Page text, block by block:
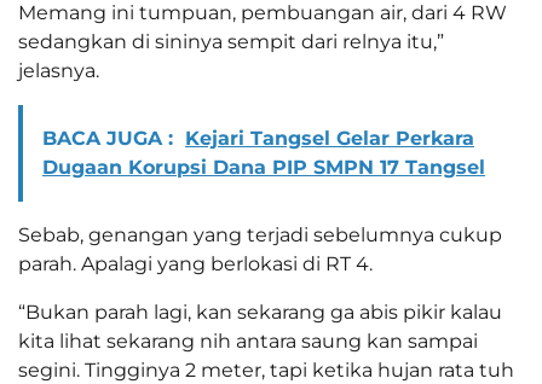
Memang ini tumpuan, pembuangan air, dari 4 RW
sedangkan di sininya sempit dari relnya itu,”
jelasnya.
BACA JUGA : Kejari Tangsel Gelar Perkara
Dugaan Korupsi Dana PIP SMPN 17 Tangsel
Sebab, genangan yang terjadi sebelumnya cukup
parah. Apalagi yang berlokasi di RT 4.
“Bukan parah lagi, kan sekarang ga abis pikir kalau
kita lihat sekarang nih antara saung kan sampai
segini. Tingginya 2 meter, tapi ketika hujan rata tuh